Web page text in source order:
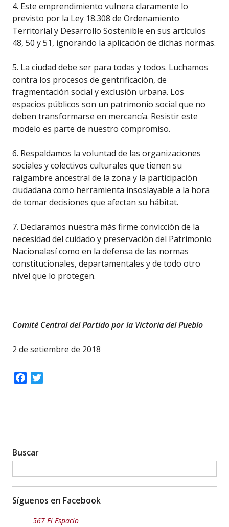
4. Este emprendimiento vulnera claramente lo
previsto por la Ley 18.308 de Ordenamiento
Territorial y Desarrollo Sostenible en sus artículos
48, 50 y 51, ignorando la aplicación de dichas normas.
5. La ciudad debe ser para todas y todos. Luchamos
contra los procesos de gentrificación, de
fragmentación social y exclusión urbana. Los
espacios públicos son un patrimonio social que no
deben transformarse en mercancía. Resistir este
modelo es parte de nuestro compromiso.
6. Respaldamos la voluntad de las organizaciones
sociales y colectivos culturales que tienen su
raigambre ancestral de la zona y la participación
ciudadana como herramienta insoslayable a la hora
de tomar decisiones que afectan su hábitat.
7. Declaramos nuestra más firme convicción de la
necesidad del cuidado y preservación del Patrimonio
Nacionalasí como en la defensa de las normas
constitucionales, departamentales y de todo otro
nivel que lo protegen.
Comité Central del Partido por la Victoria del Pueblo
2 de setiembre de 2018
Facebook
Buscar
Síguenos en Facebook
567 El Espacio